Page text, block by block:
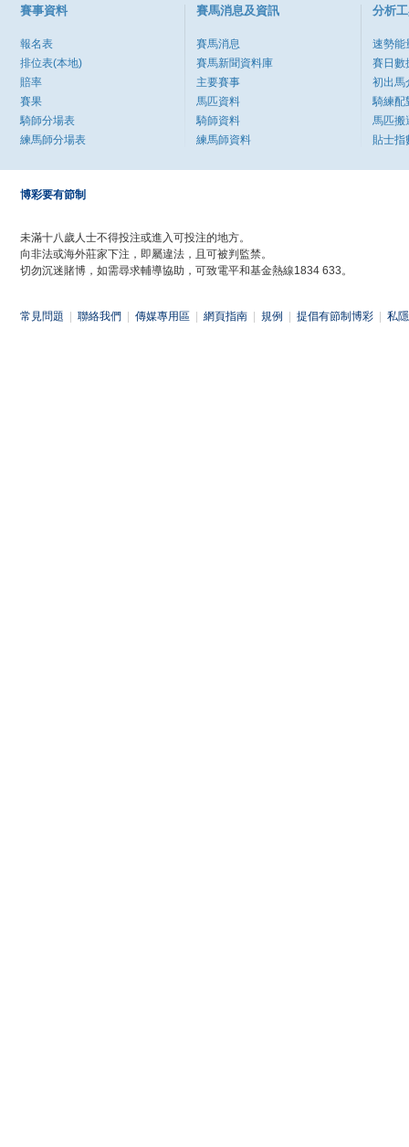
賽事資料
報名表
排位表(本地)
賠率
賽果
騎師分場表
練馬師分場表
賽馬消息及資訊
賽馬消息
賽馬新聞資料庫
主要賽事
馬匹資料
騎師資料
練馬師資料
分析
速勢能
賽日數
初出馬
騎練配
馬匹搬
貼士指
博彩要有節制
未滿十八歲人士不得投注或進入可投注的地方。
向非法或海外莊家下注，即屬違法，且可被判監禁。
切勿沉迷賭博，如需尋求輔導協助，可致電平和基金熱線1834 633。
常見問題 聯絡我們 傳媒專用區 網頁指南 規例 提倡有節制博彩 私